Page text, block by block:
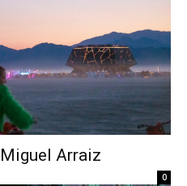
Arraiz
0